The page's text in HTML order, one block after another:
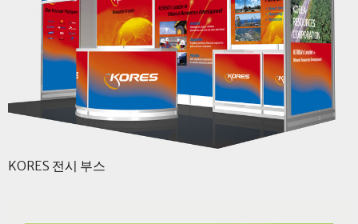
KORES 전시 부스